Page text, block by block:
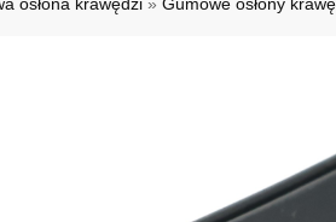
osłona krawędzi » Gumowe osłony